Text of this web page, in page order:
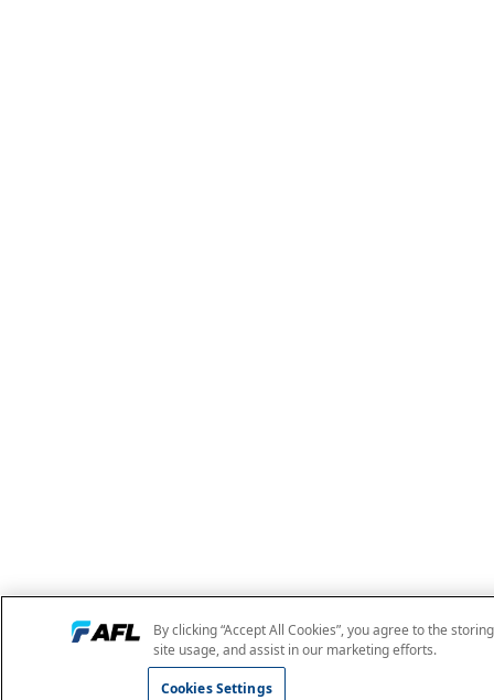
By clicking “Accept All Cookies”, you agree to the
site usage, and assist in our marketing efforts.
Cookies Settings